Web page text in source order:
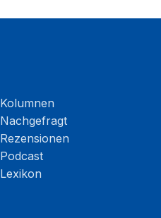
Kolumnen
Nachgefragt
Rezensionen
Podcast
Lexikon